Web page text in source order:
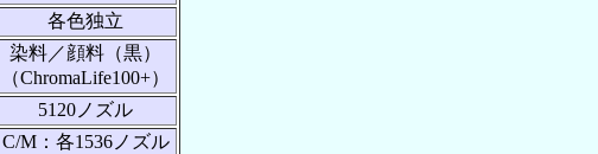
各色独立
染料／顔料（黒）
（ChromaLife100+）
5120ノズル
C/M：各1536ノズル